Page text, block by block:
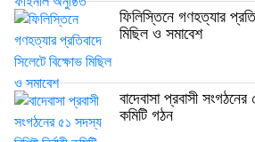
ফিলিস্তিনে গণহত্যার
মিছিল ও সমাবেশ
বাদেবাসা প্রবাসী সংগঠনের
কমিটি গঠন